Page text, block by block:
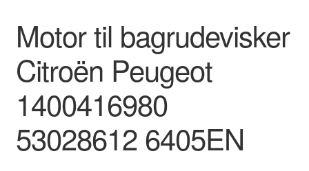
Motor til bagrudevisker
Citroën Peugeot
1400416980
53028612 6405EN